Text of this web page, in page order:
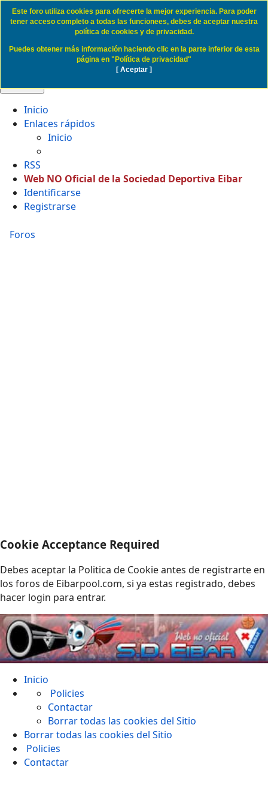
Cookie Access SD Eibar
Inicio
Enlaces rápidos
Inicio
RSS
Web NO Oficial de la Sociedad Deportiva Eibar
Identificarse
Registrarse
Foros
Cookie Acceptance Required
Debes aceptar la Politica de Cookie antes de registrarte en
los foros de Eibarpool.com, si ya estas registrado, debes
hacer login para entrar.
Este foro utiliza cookies para ofrecerte la mejor experiencia. Para poder
tener acceso completo a todas las funcionees, debes de aceptar nuestra
política de cookies y de privacidad.
Puedes obtener más información haciendo clic en la parte inferior de esta
página en "Política de privacidad"
[ Aceptar ]
Inicio
Policies
Contactar
Borrar todas las cookies del Sitio
Borrar todas las cookies del Sitio
Policies
Contactar